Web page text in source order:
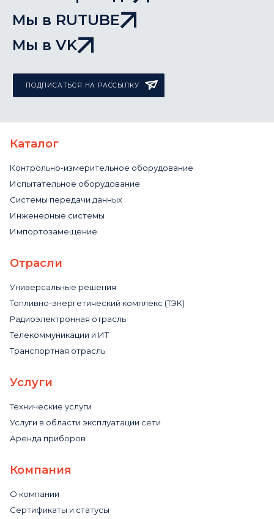
Мы в RUTUBE
Мы в VK
ПОДПИСАТЬСЯ НА РАССЫЛКУ
Каталог
Контрольно-измерительное оборудование
Испытательное оборудование
Системы передачи данных
Инженерные системы
Импортозамещение
Отрасли
Универсальные решения
Топливно-энергетический комплекс (ТЭК)
Радиоэлектронная отрасль
Телекоммуникации и ИТ
Транспортная отрасль
Услуги
Технические услуги
Услуги в области эксплуатации сети
Аренда приборов
Компания
О компании
Сертификаты и статусы